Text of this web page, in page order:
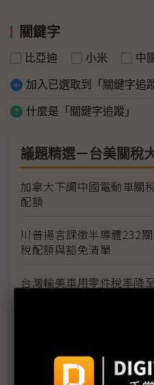
關鍵字
比亞迪 小米 中
加入已選取到「關鍵字追
什麼是「關鍵字追蹤」
議題精選－台美關稅
加拿大下調中國電動車
配額
川普揚言課徵半導體232
稅配額與豁免清單
台灣輸美車用零件稅率降
台美關稅與能源價格成